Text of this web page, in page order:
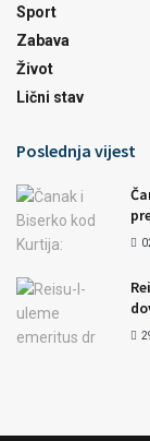
Sport
Zabava
Život
Lični stav
Poslednja vijest